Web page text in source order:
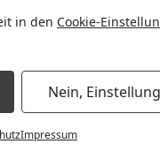
in den Cookie-
Nein,
Impressum
Bremsbeläge